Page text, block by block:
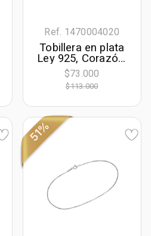
Ref. 1470004020
Tobillera en plata
Ley 925, Corazón,
23 cm. de largo,
1.30 mm. de
ancho
$73.000
$113.000
51%